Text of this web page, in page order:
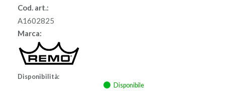
Cod. art.:
A1602825
Marca:
Disponibilità:
Disponibile